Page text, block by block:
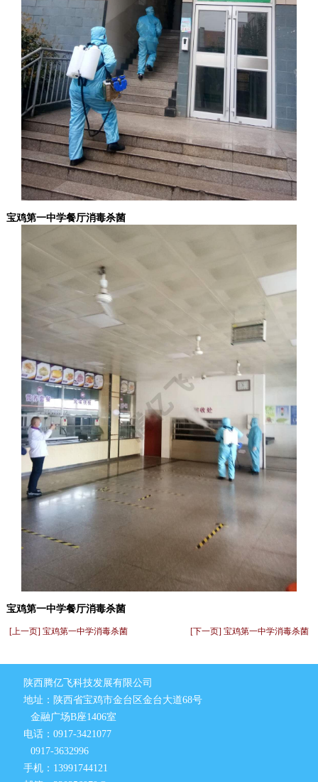
宝鸡第一中学餐厅消毒杀菌
宝鸡第一中学餐厅消毒杀菌
[上一页] 宝鸡第一中学消毒杀菌 [下一页] 宝鸡第一中学消毒杀菌
陕西腾亿飞科技发展有限公司
地址：陕西省宝鸡市金台区金台大道68号
金融广场B座1406室
电话：0917-3421077
0917-3632996
手机：13991744121